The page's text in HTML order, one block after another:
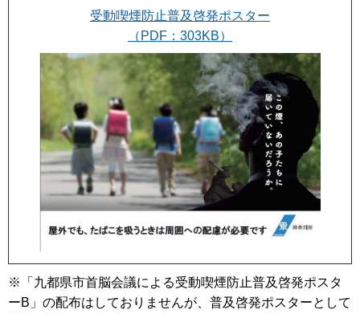
受動喫煙防止普及啓発ポスター
（PDF：303KB）
※「九都県市首脳会議による受動喫煙防止普及啓発ポスタ
ーB」の配布はしておりませんが、普及啓発ポスターとして